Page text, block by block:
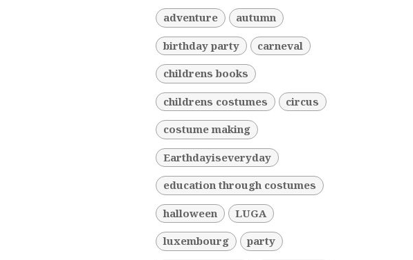
adventure autumn
birthday party carneval
childrens books
childrens costumes circus
costume making
Earthdayiseveryday
education through costumes
halloween LUGA
luxembourg party